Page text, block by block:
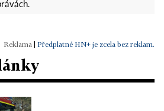
Předplatné HN+ je zcela bez reklam.